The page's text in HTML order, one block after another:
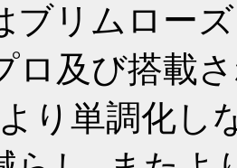
ブリムロー
ロ及び搭載
り単調化し